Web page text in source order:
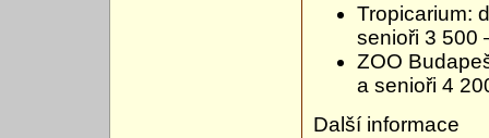
Tropicarium:
senioři 3 500
ZOO
a senioři 4
Další informace